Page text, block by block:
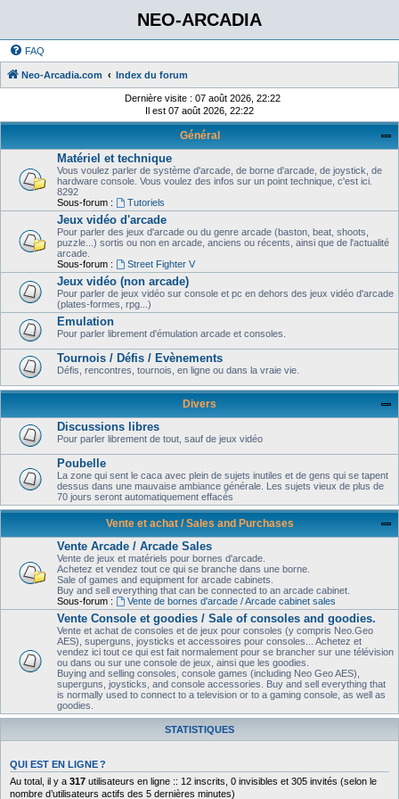
NEO-ARCADIA
FAQ
Neo-Arcadia.com Index du forum
Dernière visite : 07 août 2026, 22:22
Il est 07 août 2026, 22:22
Général
Matériel et technique
Vous voulez parler de système d'arcade, de borne d'arcade, de joystick, de
hardware console. Vous voulez des infos sur un point technique, c'est ici.
8292
Sous-forum :
Tutoriels
Jeux vidéo d'arcade
Pour parler des jeux d'arcade ou du genre arcade (baston, beat, shoots,
puzzle...) sortis ou non en arcade, anciens ou récents, ainsi que de l'actualité
arcade.
Sous-forum :
Street Fighter V
Jeux vidéo (non arcade)
Pour parler de jeux vidéo sur console et pc en dehors des jeux vidéo d'arcade
(plates-formes, rpg...)
Emulation
Pour parler librement d'émulation arcade et consoles.
Tournois / Défis / Evènements
Défis, rencontres, tournois, en ligne ou dans la vraie vie.
Divers
Discussions libres
Pour parler librement de tout, sauf de jeux vidéo
Poubelle
La zone qui sent le caca avec plein de sujets inutiles et de gens qui se tapent
dessus dans une mauvaise ambiance générale. Les sujets vieux de plus de
70 jours seront automatiquement effacés
Vente et achat / Sales and Purchases
Vente Arcade / Arcade Sales
Vente de jeux et matériels pour bornes d'arcade.
Achetez et vendez tout ce qui se branche dans une borne.
Sale of games and equipment for arcade cabinets.
Buy and sell everything that can be connected to an arcade cabinet.
Sous-forum :
Vente de bornes d'arcade / Arcade cabinet sales
Vente Console et goodies / Sale of consoles and goodies.
Vente et achat de consoles et de jeux pour consoles (y compris Neo.Geo
AES), superguns, joysticks et accessoires pour consoles... Achetez et
vendez ici tout ce qui est fait normalement pour se brancher sur une télévision
ou dans ou sur une console de jeux, ainsi que les goodies.
Buying and selling consoles, console games (including Neo Geo AES),
superguns, joysticks, and console accessories. Buy and sell everything that
is normally used to connect to a television or to a gaming console, as well as
goodies.
STATISTIQUES
QUI EST EN LIGNE ?
Au total, il y a 317 utilisateurs en ligne :: 12 inscrits, 0 invisibles et 305 invités (selon le
nombre d’utilisateurs actifs des 5 dernières minutes)